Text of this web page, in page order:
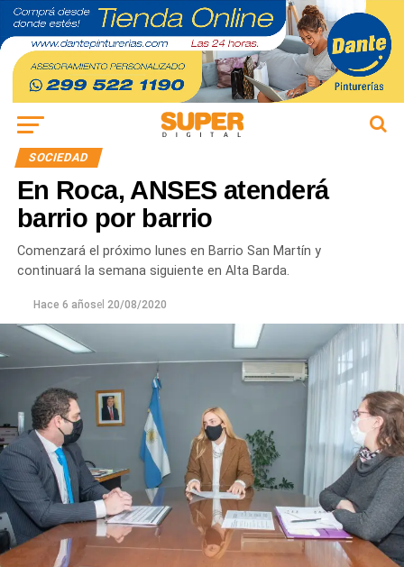
SOCIEDAD
En Roca, ANSES atenderá
barrio por barrio
Comenzará el próximo lunes en Barrio San Martín y
continuará la semana siguiente en Alta Barda.
Hace 6 añosel 20/08/2020